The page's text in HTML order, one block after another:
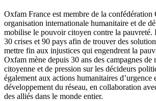
Oxfam France est membre de la confédération
organisation internationale humanitaire et de
mobilise le pouvoir citoyen contre la pauvreté.
30 crises et 90 pays afin de trouver des
mettre fin aux injustices qui engendrent la
Oxfam mène depuis 30 ans des campagnes de
citoyenne et de pression sur les décideurs
également aux actions humanitaires d’urgence
développement du réseau, en collaboration
des alliés dans le monde entier.